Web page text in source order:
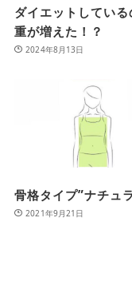
ダイエットしてい
重が増えた！？
2024年8月13日
骨格タイプ”ナチュ
2021年9月21日